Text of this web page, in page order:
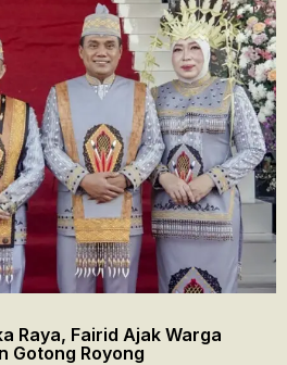
Raya, Fairid Ajak Warga
Gotong Royong